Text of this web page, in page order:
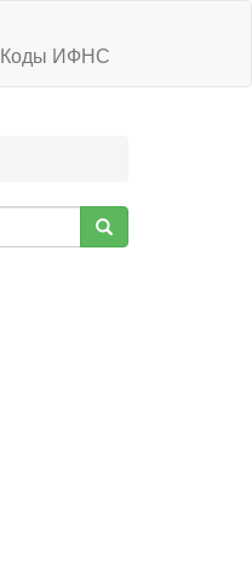
Коды ИФНС